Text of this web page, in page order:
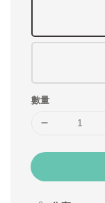
數量